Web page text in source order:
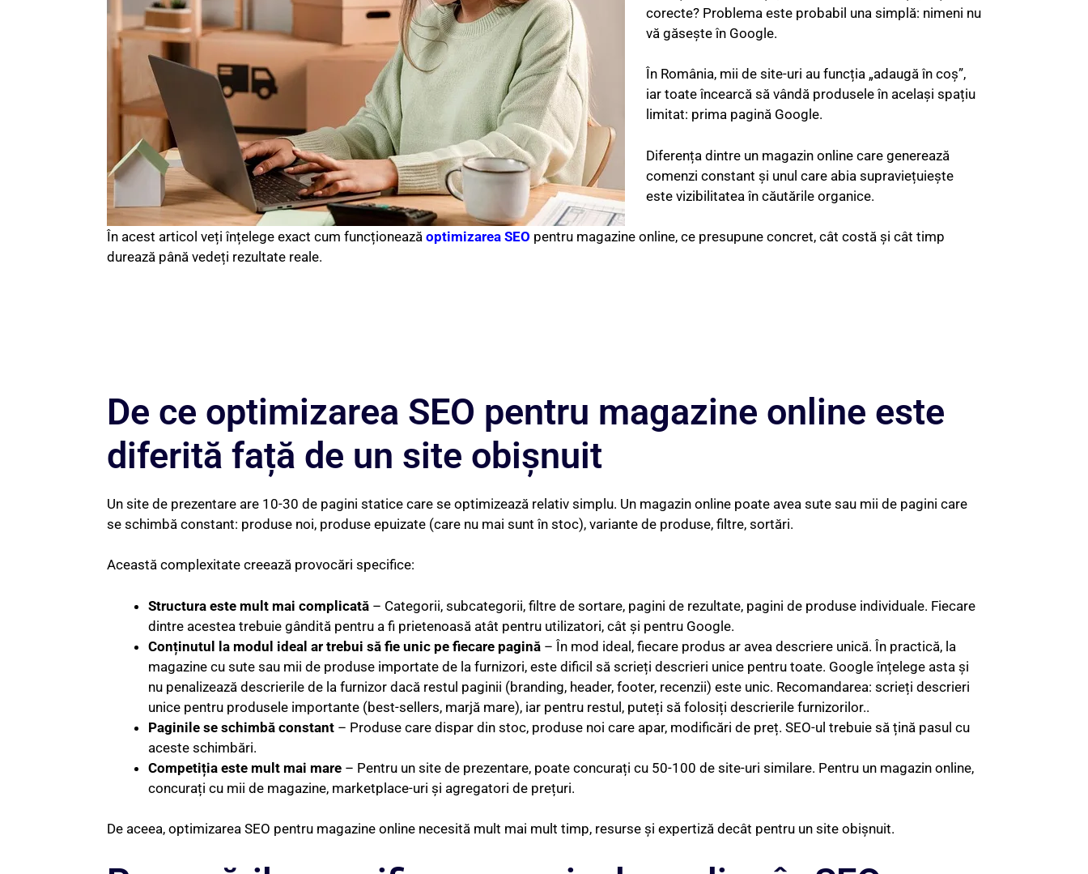
corecte? Problema este probabil una simplă: nimeni nu
vă găsește în Google.
În România, mii de site-uri au funcția „adaugă în coș”,
iar toate încearcă să vândă produsele în același spațiu
limitat: prima pagină Google.
Diferența dintre un magazin online care generează
comenzi constant și unul care abia supraviețuiește
este vizibilitatea în căutările organice.
În acest articol veți înțelege exact cum funcționează optimizarea SEO pentru magazine online, ce presupune concret, cât costă și cât timp
durează până vedeți rezultate reale.
De ce optimizarea SEO pentru magazine online este
diferită față de un site obișnuit
Un site de prezentare are 10-30 de pagini statice care se optimizează relativ simplu. Un magazin online poate avea sute sau mii de pagini care
se schimbă constant: produse noi, produse epuizate (care nu mai sunt în stoc), variante de produse, filtre, sortări.
Această complexitate creează provocări specifice:
Structura este mult mai complicată – Categorii, subcategorii, filtre de sortare, pagini de rezultate, pagini de produse individuale. Fiecare
dintre acestea trebuie gândită pentru a fi prietenoasă atât pentru utilizatori, cât și pentru Google.
Conținutul la modul ideal ar trebui să fie unic pe fiecare pagină – În mod ideal, fiecare produs ar avea descriere unică. În practică, la
magazine cu sute sau mii de produse importate de la furnizori, este dificil să scrieți descrieri unice pentru toate. Google înțelege asta și
nu penalizează descrierile de la furnizor dacă restul paginii (branding, header, footer, recenzii) este unic. Recomandarea: scrieți descrieri
unice pentru produsele importante (best-sellers, marjă mare), iar pentru restul, puteți să folosiți descrierile furnizorilor..
Paginile se schimbă constant – Produse care dispar din stoc, produse noi care apar, modificări de preț. SEO-ul trebuie să țină pasul cu
aceste schimbări.
Competiția este mult mai mare – Pentru un site de prezentare, poate concurați cu 50-100 de site-uri similare. Pentru un magazin online,
concurați cu mii de magazine, marketplace-uri și agregatori de prețuri.
De aceea, optimizarea SEO pentru magazine online necesită mult mai mult timp, resurse și expertiză decât pentru un site obișnuit.